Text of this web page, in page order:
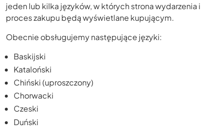
jeden lub kilka języków, w których strona wydarzenia i
proces zakupu będą wyświetlane kupującym.
Obecnie obsługujemy następujące języki:
Baskijski
Kataloński
Chiński (uproszczony)
Chorwacki
Czeski
Duński